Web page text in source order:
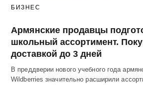
БИЗНЕС
Армянские продавцы
школьный ассортимент.
доставкой до 3 дней
В преддверии нового учебного года
Wildberries значительно расширили